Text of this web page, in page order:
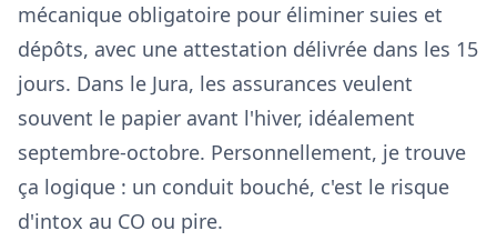
mécanique obligatoire pour éliminer suies et
dépôts, avec une attestation délivrée dans les 15
jours. Dans le Jura, les assurances veulent
souvent le papier avant l'hiver, idéalement
septembre-octobre. Personnellement, je trouve
ça logique : un conduit bouché, c'est le risque
d'intox au CO ou pire.